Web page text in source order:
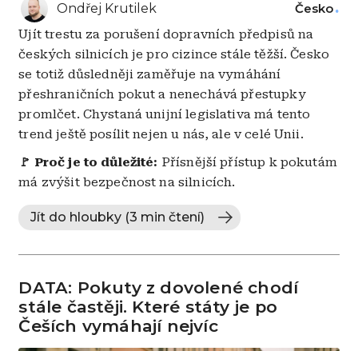
Ondřej Krutilek Česko
Ujít trestu za porušení dopravních předpisů na
českých silnicích je pro cizince stále těžší. Česko
se totiž důsledněji zaměřuje na vymáhání
přeshraničních pokut a nenechává přestupky
promlčet. Chystaná unijní legislativa má tento
trend ještě posílit nejen u nás, ale v celé Unii.
🚩 Proč je to důležité: Přísnější přístup k pokutám
má zvýšit bezpečnost na silnicích.
Jít do hloubky (3 min čtení)
DATA: Pokuty z dovolené chodí
stále častěji. Které státy je po
Češích vymáhají nejvíc